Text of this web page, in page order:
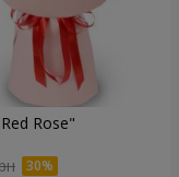
Rose"